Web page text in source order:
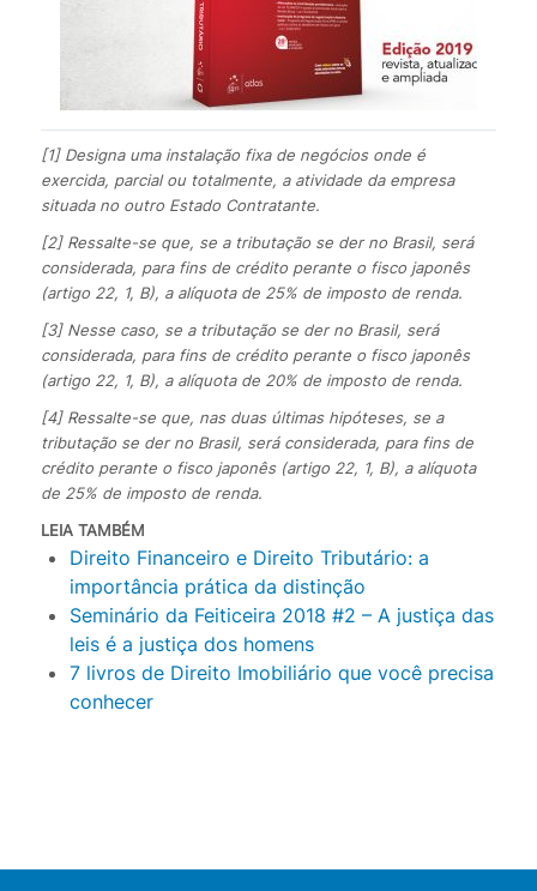
[1] Designa uma instalação fixa de negócios onde é
exercida, parcial ou totalmente, a atividade da empresa
situada no outro Estado Contratante.
[2] Ressalte-se que, se a tributação se der no Brasil, será
considerada, para fins de crédito perante o fisco japonês
(artigo 22, 1, B), a alíquota de 25% de imposto de renda.
[3] Nesse caso, se a tributação se der no Brasil, será
considerada, para fins de crédito perante o fisco japonês
(artigo 22, 1, B), a alíquota de 20% de imposto de renda.
[4] Ressalte-se que, nas duas últimas hipóteses, se a
tributação se der no Brasil, será considerada, para fins de
crédito perante o fisco japonês (artigo 22, 1, B), a alíquota
de 25% de imposto de renda.
LEIA TAMBÉM
Direito Financeiro e Direito Tributário: a
importância prática da distinção
Seminário da Feiticeira 2018 #2 – A justiça das
leis é a justiça dos homens
7 livros de Direito Imobiliário que você precisa
conhecer